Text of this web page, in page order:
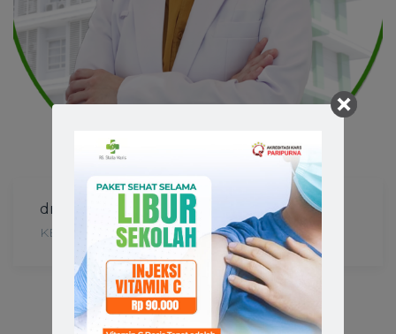
dr. Wenny Yaury,Sp.OG
KEBIDANAN / KANDUNGAN